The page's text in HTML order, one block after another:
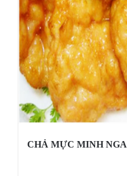
CHẢ MỰC MINH NGA